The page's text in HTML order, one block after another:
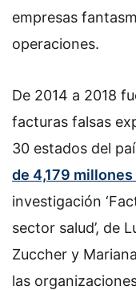
X
empresas
operaciones.
De 2014 a 2018
facturas falsas
30 estados del
de 4,179
investigación
sector salud’, de
Zuccher y
las